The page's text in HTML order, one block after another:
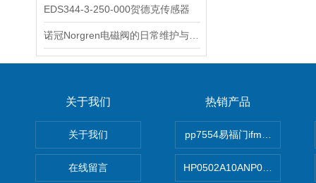
EDS344-3-250-000贺德克传感器
关于我们
关于我们
在线留言
热销产品
pp7554易福门ifm传感器
HP0502A10ANP01滤芯 Mp